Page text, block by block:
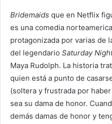
Bridemaids que en Netflix
es una comedia
protagonizada por varias de
del legendario Saturday
Maya Rudolph. La historia
quien está a punto de
(soltera y frustrada por
sea su dama de honor.
demás damas de honor y